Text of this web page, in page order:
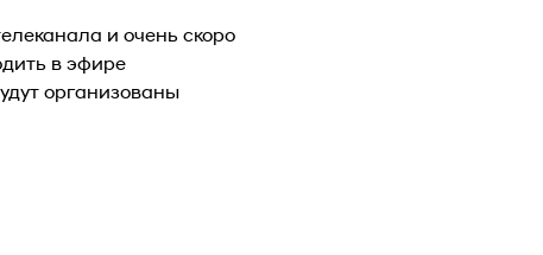
и очень скоро
в эфире
организованы